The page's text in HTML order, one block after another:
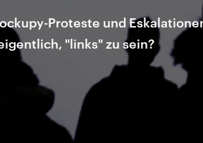
Proteste und
"links" zu sein?